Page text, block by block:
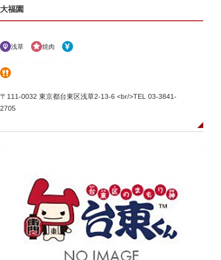
大福園
浅草 焼肉
〒111-0032 東京都台東区浅草2-13-6 <br/>TEL 03-3841-
2705